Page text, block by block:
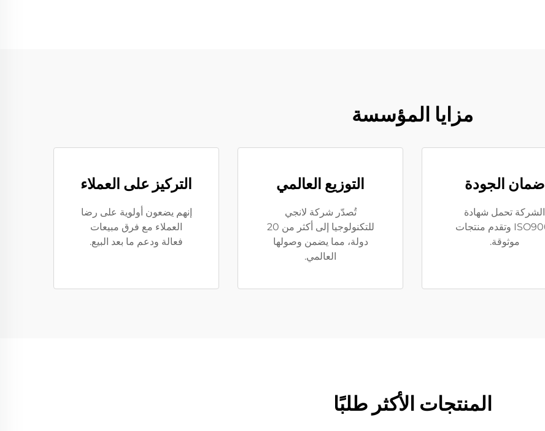
مزايا المؤسسة
ضمان الجودة
الشركة تحمل شهادة
ISO9001 وتقدم منتجات
موثوقة.
التوزيع العالمي
تُصدّر شركة لانجي
للتكنولوجيا إلى أكثر من 20
دولة، مما يضمن وصولها
العالمي.
التركيز على العملاء
إنهم يضعون أولوية على رضا
العملاء مع فرق مبيعات
فعالة ودعم ما بعد البيع.
المنتجات الأكثر طلبًا